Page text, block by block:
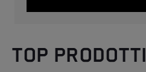
TOP PRODOTTI